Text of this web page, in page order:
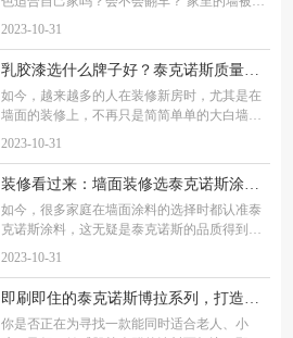
眼，有没有集环保、好看、性价比于一身的？
2023-10-31
如今，越来越多的人在装修新房时，尤其是在
墙面的装修上，不再只是简简单单的大白墙一
具备各种功能的涂料呢？ 第一：最重要的标准
2023-10-31
如今，很多家庭在墙面涂料的选择时都认准泰
克诺斯涂料，这无疑是泰克诺斯的品质得到了
详细了解下泰克诺斯这个品牌。 不忘初心的
2023-10-31
你是否正在为寻找一款能同时适合老人、小